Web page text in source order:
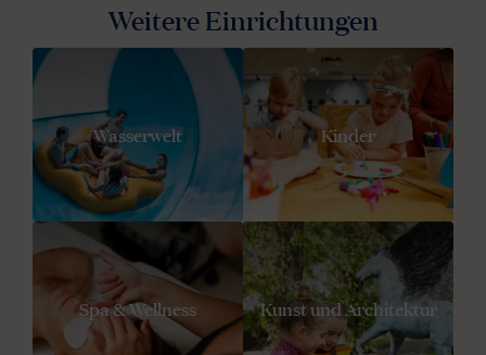
Weitere Einrichtungen
Wasserwelt Kinder
Spa & Wellness Kunst und Architektur